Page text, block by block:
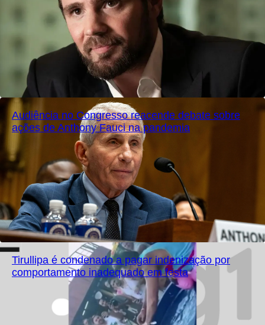
Audiência no Congresso reacende debate sobre
ações de Anthony Fauci na pandemia
Tirullipa é condenado a pagar indenização por
comportamento inadequado em festa